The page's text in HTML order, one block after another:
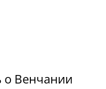
о Венчании